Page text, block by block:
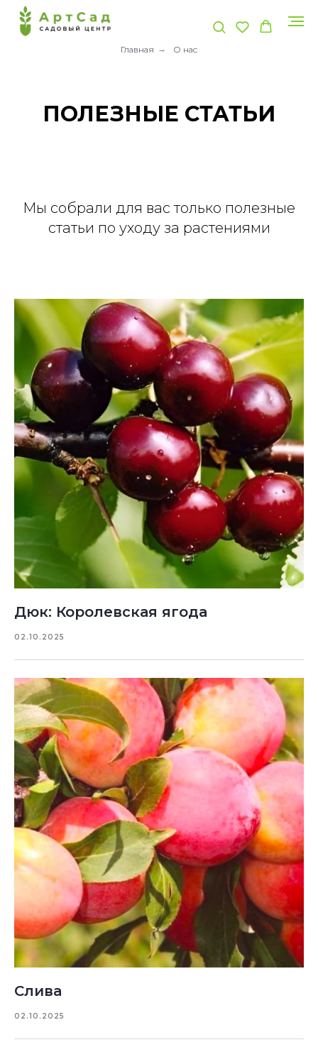
Главная → О нас
ПОЛЕЗНЫЕ СТАТЬИ
Мы собрали для вас только полезные
статьи по уходу за растениями
Дюк: Королевская ягода
02.10.2025
Слива
02.10.2025